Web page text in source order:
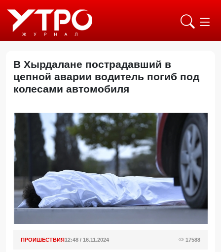
B Хырдалане пострадавший в
цепной аварии водитель погиб под
колесами автомобиля
ПРОИШЕСТВИЯ12:48 / 16.11.2024 17588